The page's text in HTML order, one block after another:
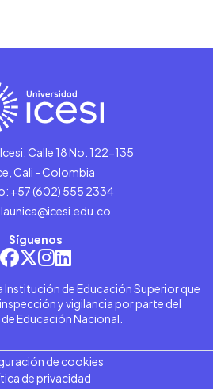
Calle 18 No. 122-135
Cali - Colombia
+57 (602) 555 2334
Síguenos
Institución de Educación Superior que
y vigilancia por parte del
Educación Nacional.
de cookies
de privacidad